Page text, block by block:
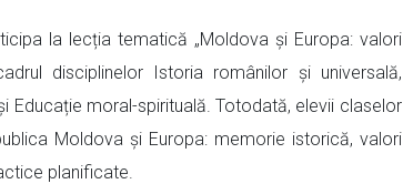
la lecția tematică „Moldova și Europa: valori
disciplinelor Istoria românilor și universală,
Educație moral-spirituală. Totodată, elevii claselor
Moldova și Europa: memorie istorică, valori
planificate.